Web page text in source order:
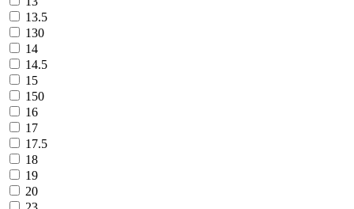
13.5
130
14
14.5
15
150
16
17
17.5
18
19
20